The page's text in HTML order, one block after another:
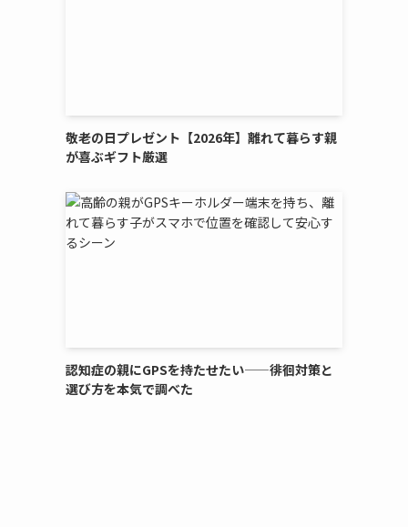
敬老の日プレゼント【2026年】離れて暮らす親
が喜ぶギフト厳選
認知症の親にGPSを持たせたい——徘徊対策と
選び方を本気で調べた